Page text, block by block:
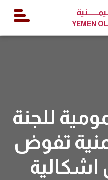
YEMEN
للجنة
تفوض
اشكالية